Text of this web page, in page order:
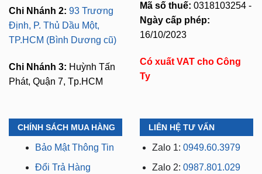
Chi Nhánh 2: 93 Trương
Định, P. Thủ Dầu Một,
TP.HCM (Bình Dương cũ)
Chi Nhánh 3: Huỳnh Tấn
Phát, Quận 7, Tp.HCM
Mã số thuế: 0318103254 -
Ngày cấp phép:
16/10/2023
Có xuất VAT cho Công
Ty
CHÍNH SÁCH MUA HÀNG
Bảo Mật Thông Tin
Đổi Trả Hàng
LIÊN HỆ TƯ VẤN
Zalo 1: 0949.60.3979
Zalo 2: 0987.801.029